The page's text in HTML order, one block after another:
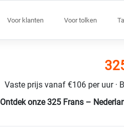
Voor klanten Voor tolken
Vaste prijs vanaf €106 per uur ·
Ontdek onze 325 Frans –